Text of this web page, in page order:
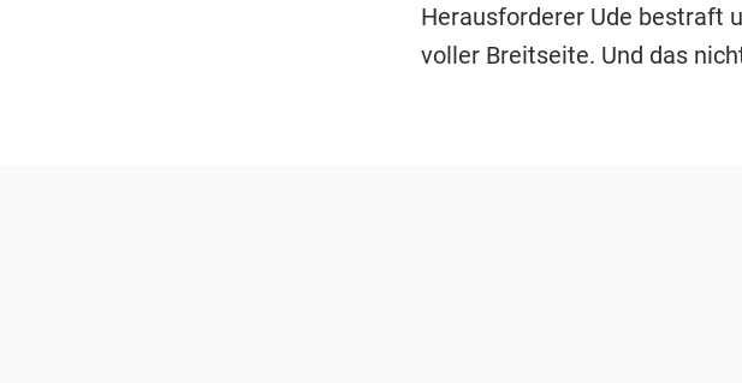
Herausforderer Ude bestraft
voller Breitseite. Und das